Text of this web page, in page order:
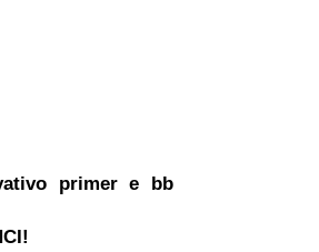
primer e bb